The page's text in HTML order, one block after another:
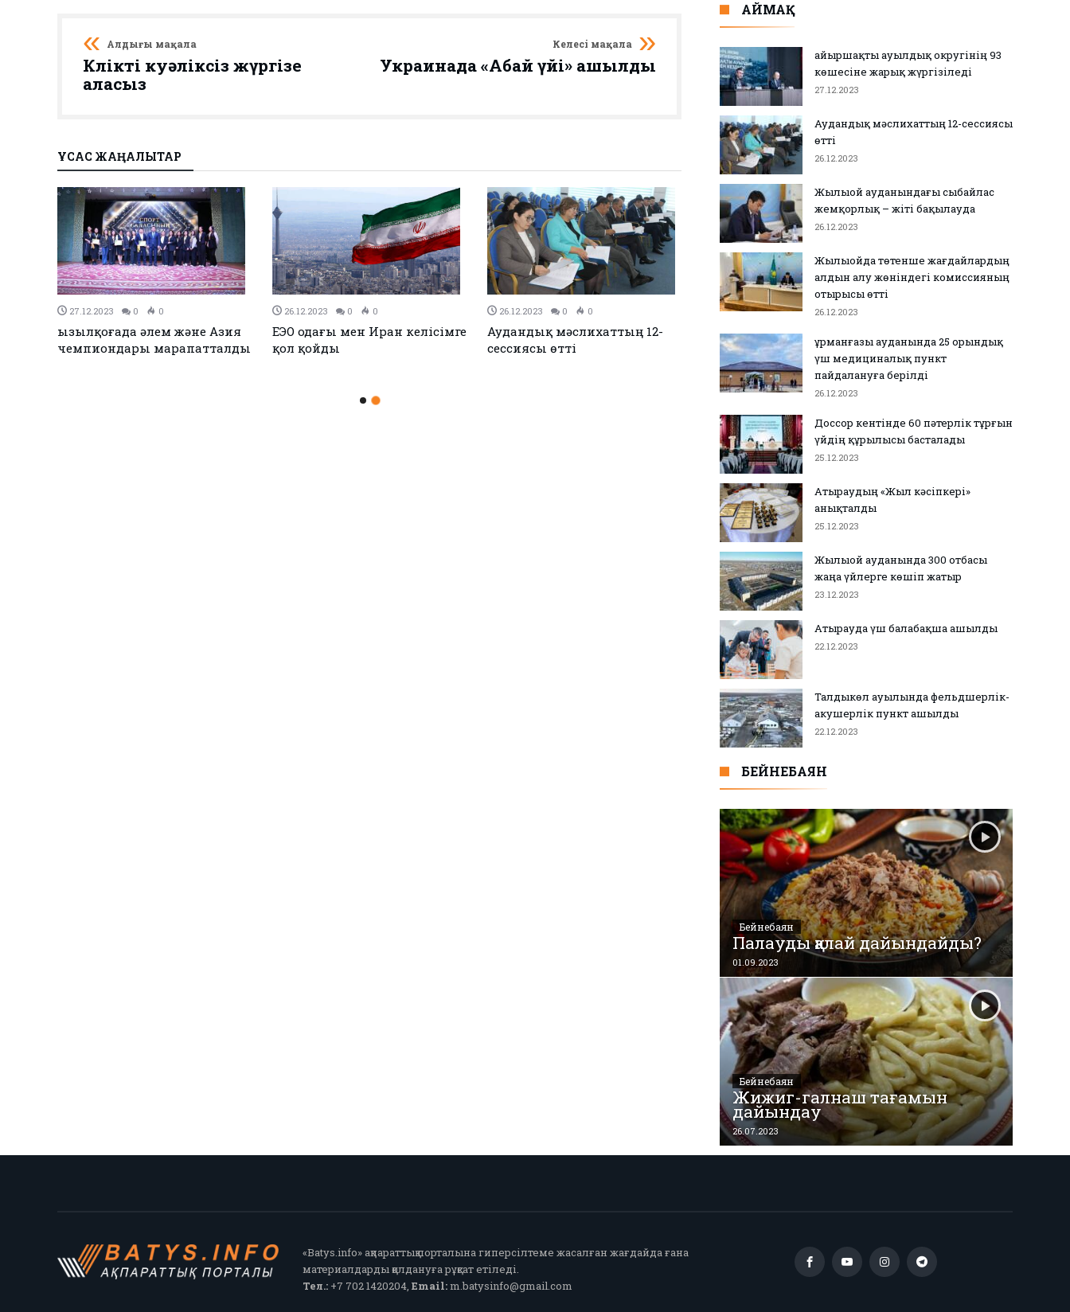
Алдыңғы мақала
Көлікті куәліксіз жүргізе
аласыз
Келесі мақала
Украинада «Абай үйі» ашылды
ҰҚСАС ЖАҢАЛЫҚТАР
27.12.2023 0 0
Қызылқоғада әлем және Азия
чемпиондары марапатталды
26.12.2023 0 0
ЕЭО одағы мен Иран келісімге
қол қойды
26.12.2023 0 0
Аудандық мәслихаттың 12-
сессиясы өтті
АЙМАҚ
Қайыршақты ауылдық округінің 93
көшесіне жарық жүргізіледі
27.12.2023
Аудандық мәслихаттың 12-сессиясы
өтті
26.12.2023
Жылыой ауданындағы сыбайлас
жемқорлық – жіті бақылауда
26.12.2023
Жылыойда төтенше жағдайлардың
алдын алу жөніндегі комиссияның
отырысы өтті
26.12.2023
Құрманғазы ауданында 25 орындық
үш медициналық пункт
пайдалануға берілді
26.12.2023
Доссор кентінде 60 пәтерлік тұрғын
үйдің құрылысы басталады
25.12.2023
Атыраудың «Жыл кәсіпкері»
анықталды
25.12.2023
Жылыой ауданында 300 отбасы
жаңа үйлерге көшіп жатыр
23.12.2023
Атырауда үш балабақша ашылды
22.12.2023
Талдыкөл ауылында фельдшерлік-
акушерлік пункт ашылды
22.12.2023
БЕЙНЕБАЯН
Бейнебаян
Палауды қалай дайындайды?
01.09.2023
Бейнебаян
Жижиг-галнаш тағамын
дайындау
26.07.2023
«Batys.info» ақпараттық порталына гиперсілтеме жасалған жағдайда ғана
материалдарды қолдануға рұқсат етіледі.
Тел.:+7 702 1420204, Email:m.batysinfo@gmail.com